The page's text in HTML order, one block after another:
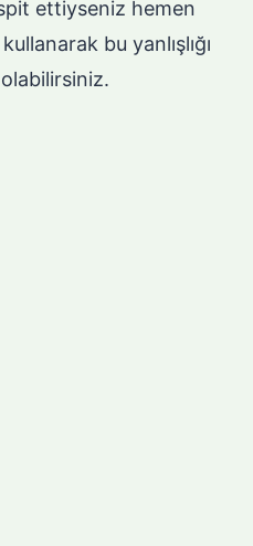
ettiyseniz hemen
bu yanlışlığı